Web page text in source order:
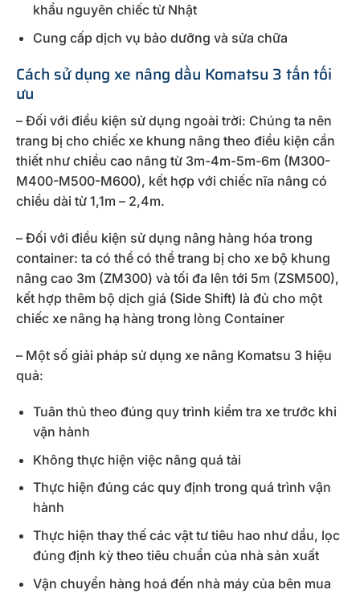
khẩu nguyên chiếc từ Nhật
Cung cấp dịch vụ bảo dưỡng và sửa chữa
Cách sử dụng xe nâng dầu Komatsu 3 tấn tối
ưu
– Đối với điều kiện sử dụng ngoài trời: Chúng ta nên
trang bị cho chiếc xe khung nâng theo điều kiện cần
thiết như chiều cao nâng từ 3m-4m-5m-6m (M300-
M400-M500-M600), kết hợp với chiếc nĩa nâng có
chiều dài từ 1,1m – 2,4m.
– Đối với điều kiện sử dụng nâng hàng hóa trong
container: ta có thể có thể trang bị cho xe bộ khung
nâng cao 3m (ZM300) và tối đa lên tới 5m (ZSM500),
kết hợp thêm bộ dịch giá (Side Shift) là đủ cho một
chiếc xe nâng hạ hàng trong lòng Container
– Một số giải pháp sử dụng xe nâng Komatsu 3 hiệu
quả:
Tuân thủ theo đúng quy trình kiểm tra xe trước khi
vận hành
Không thực hiện việc nâng quá tải
Thực hiện đúng các quy định trong quá trình vận
hành
Thực hiện thay thế các vật tư tiêu hao như dầu, lọc
đúng định kỳ theo tiêu chuẩn của nhà sản xuất
Vận chuyển hàng hoá đến nhà máy của bên mua